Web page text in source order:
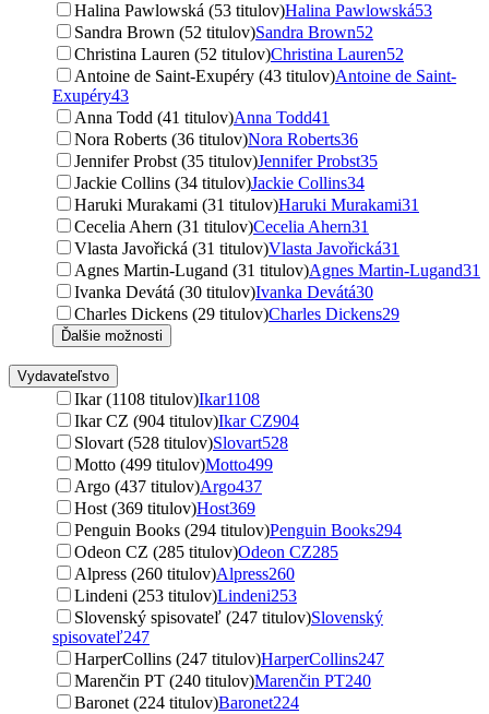
Halina Pawlowská (53 titulov)Halina Pawlowská53
Sandra Brown (52 titulov)Sandra Brown52
Christina Lauren (52 titulov)Christina Lauren52
Antoine de Saint-Exupéry (43 titulov)Antoine de Saint-
Exupéry43
Anna Todd (41 titulov)Anna Todd41
Nora Roberts (36 titulov)Nora Roberts36
Jennifer Probst (35 titulov)Jennifer Probst35
Jackie Collins (34 titulov)Jackie Collins34
Haruki Murakami (31 titulov)Haruki Murakami31
Cecelia Ahern (31 titulov)Cecelia Ahern31
Vlasta Javořická (31 titulov)Vlasta Javořická31
Agnes Martin-Lugand (31 titulov)Agnes Martin-Lugand31
Ivanka Devátá (30 titulov)Ivanka Devátá30
Charles Dickens (29 titulov)Charles Dickens29
Ďalšie možnosti
Vydavateľstvo
Ikar (1108 titulov)Ikar1108
Ikar CZ (904 titulov)Ikar CZ904
Slovart (528 titulov)Slovart528
Motto (499 titulov)Motto499
Argo (437 titulov)Argo437
Host (369 titulov)Host369
Penguin Books (294 titulov)Penguin Books294
Odeon CZ (285 titulov)Odeon CZ285
Alpress (260 titulov)Alpress260
Lindeni (253 titulov)Lindeni253
Slovenský spisovateľ (247 titulov)Slovenský
spisovateľ247
HarperCollins (247 titulov)HarperCollins247
Marenčin PT (240 titulov)Marenčin PT240
Baronet (224 titulov)Baronet224